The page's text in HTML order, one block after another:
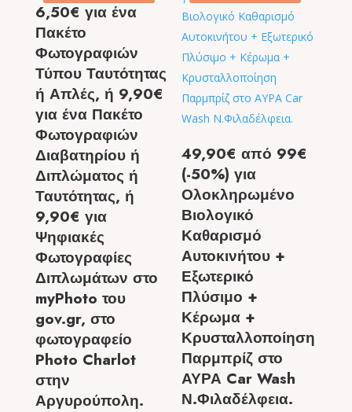
6,50€ για ένα
Πακέτο
Φωτογραφιών
Τύπου Ταυτότητας
ή Απλές, ή 9,90€
για ένα Πακέτο
Φωτογραφιών
Διαβατηρίου ή
Διπλώματος ή
Ταυτότητας, ή
9,90€ για
Ψηφιακές
Φωτογραφίες
Διπλωμάτων στο
myPhoto του
gov.gr, στο
φωτογραφείο
Photo Charlot
στην
Αργυρούπολη.
49,90€ από 99€
(-50%) για
Ολοκληρωμένο
Βιολογικό
Καθαρισμό
Αυτοκινήτου +
Εξωτερικό
Πλύσιμο +
Κέρωμα +
Κρυσταλλοποίηση
Παρμπρίζ στο
ΑΥΡΑ Car Wash
Ν.Φιλαδέλφεια.